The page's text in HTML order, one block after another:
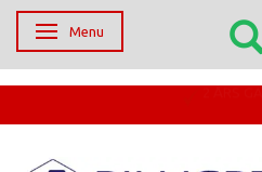
Skifte navigation
Menu